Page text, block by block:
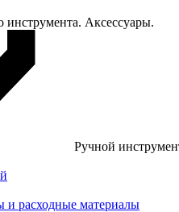
Аксессуары.
Ручной
и расходные материалы